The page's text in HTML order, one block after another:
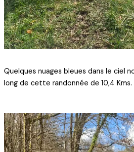
Quelques nuages bleues dans le ciel
long de cette randonnée de 10,4 Kms.